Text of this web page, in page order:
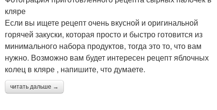
кляре
Если вы ищете рецепт очень вкусной и оригинальной
горячей закуски, которая просто и быстро готовится из
минимального набора продуктов, тогда это то, что вам
нужно. Возможно вам будет интересен рецепт яблочных
колец в кляре , напишите, что думаете.
читать дальше →